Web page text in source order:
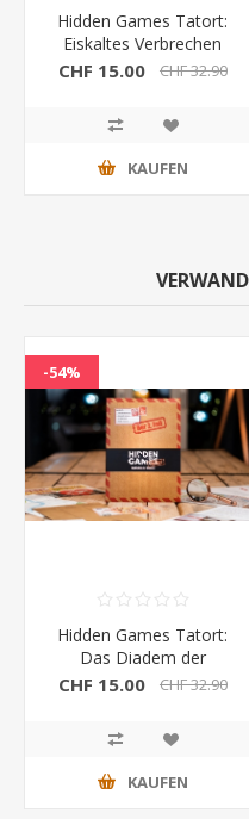
Hidden Games Tatort:
Eiskaltes Verbrechen
6.Fall
CHF 15.00 CHF 32.90
KAUFEN
-54%
Hidden Games Tatort:
Das Diadem der
Madonna 2.Fall
CHF 15.00 CHF 32.90
KAUFEN